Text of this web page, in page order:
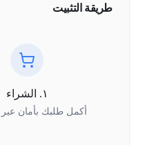
طريقة التثبيت
١. الشراء
أكمل طلبك بأمان عبر